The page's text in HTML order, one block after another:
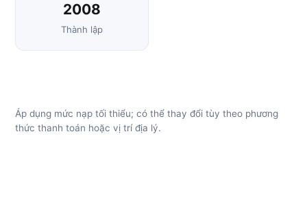
2008
Thành lập
Áp dụng mức nạp tối thiểu; có thể thay đổi tùy theo phương
thức thanh toán hoặc vị trí địa lý.